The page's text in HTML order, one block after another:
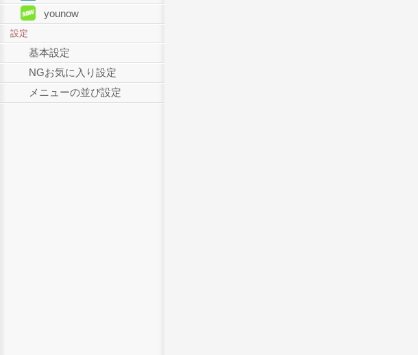
younow
設定
基本設定
NGお気に入り設定
メニューの並び設定